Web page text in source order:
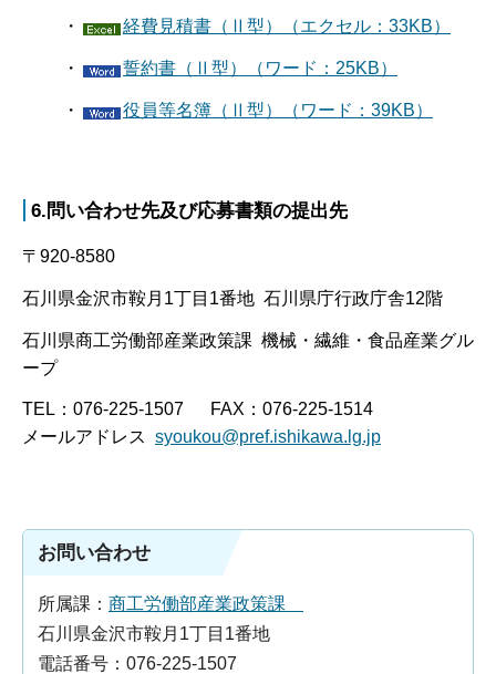
・ 経費見積書（Ⅱ型）（エクセル：33KB）
・ 誓約書（Ⅱ型）（ワード：25KB）
・ 役員等名簿（Ⅱ型）（ワード：39KB）
6.問い合わせ先及び応募書類の提出先
〒920-8580
石川県金沢市鞍月1丁目1番地 石川県庁行政庁舎12階
石川県商工労働部産業政策課 機械・繊維・食品産業グル
ープ
TEL：076-225-1507 FAX：076-225-1514
メールアドレス syoukou@pref.ishikawa.lg.jp
お問い合わせ
所属課： 商工労働部産業政策課
石川県金沢市鞍月1丁目1番地
電話番号：076-225-1507